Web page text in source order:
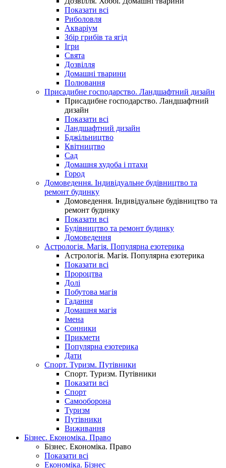
Показати всі
Риболовля
Акваріум
Збір грибів та ягід
Ігри
Свята
Дозвілля
Домашні тварини
Полювання
Присадибне господарство. Ландшафтний дизайн
Присадибне господарство. Ландшафтний
дизайн
Показати всі
Ландшафтний дизайн
Бджільництво
Квітництво
Сад
Домашня худоба і птахи
Город
Домоведення. Індивідуальне будівництво та
ремонт будинку
Домоведення. Індивідуальне будівництво та
ремонт будинку
Показати всі
Будівництво та ремонт будинку
Домоведення
Астрологія. Магія. Популярна езотерика
Астрологія. Магія. Популярна езотерика
Показати всі
Пророцтва
Долі
Побутова магія
Гадання
Домашня магія
Імена
Сонники
Прикмети
Популярна езотерика
Дати
Спорт. Туризм. Путівники
Спорт. Туризм. Путівники
Показати всі
Спорт
Самооборона
Туризм
Путівники
Виживання
Бізнес. Економіка. Право
Бізнес. Економіка. Право
Показати всі
Економіка. Бізнес